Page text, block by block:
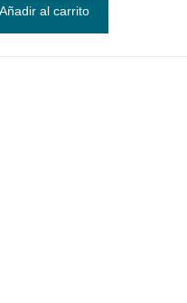
Añadir al carrito